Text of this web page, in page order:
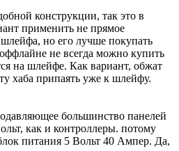
конструкции, так это в
применить не прямое
но его лучше покупать
не всегда можно купить
на шлейфе. Как вариант, обжат
хаба припаять уже к шлейфу.
большинство панелей
как и контроллеры. потому
питания 5 Вольт 40 Ампер. Да,